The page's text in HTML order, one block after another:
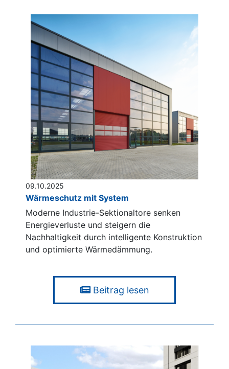
09.10.2025
Wärmeschutz mit System
Moderne Industrie-Sektionaltore senken
Energieverluste und steigern die
Nachhaltigkeit durch intelligente Konstruktion
und optimierte Wärmedämmung.
Beitrag lesen